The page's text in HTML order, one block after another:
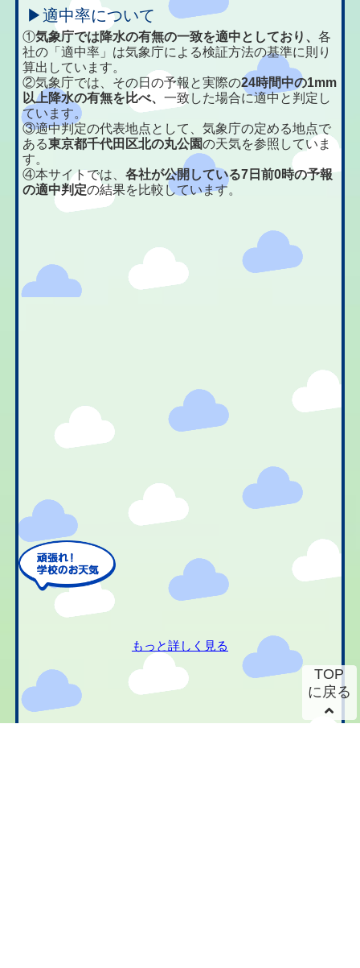
▶適中率について
①気象庁では降水の有無の一致を適中としており、各
社の「適中率」は気象庁による検証方法の基準に則り
算出しています。
②気象庁では、その日の予報と実際の24時間中の1mm
以上降水の有無を比べ、一致した場合に適中と判定し
ています。
③適中判定の代表地点として、気象庁の定める地点で
ある東京都千代田区北の丸公園の天気を参照していま
す。
④本サイトでは、各社が公開している7日前0時の予報
の適中判定の結果を比較しています。
もっと詳しく見る
TOP
に戻る